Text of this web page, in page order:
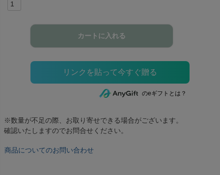
カートに入れる
のeギフトとは？
※数量が不足の際、お取り寄せできる場合がございます。
確認いたしますのでお問合せください。
商品についてのお問い合わせ